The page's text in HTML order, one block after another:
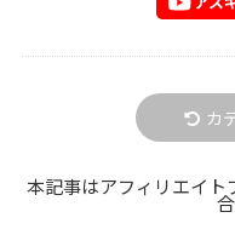
カ
本記事はアフィリエイ